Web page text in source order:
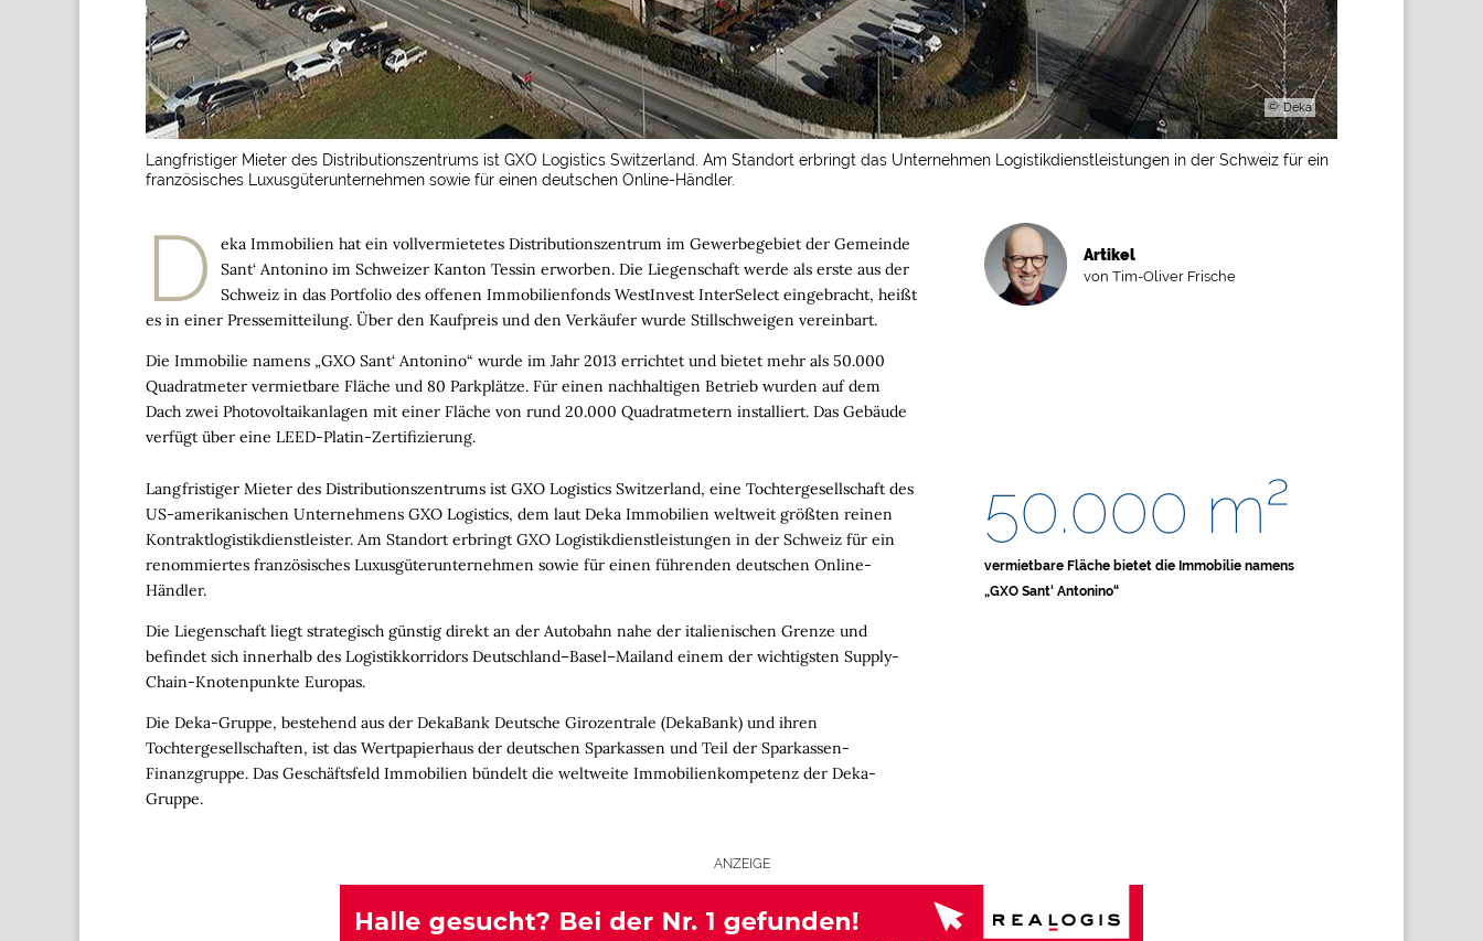
©: Deka
Langfristiger Mieter des Distributionszentrums ist GXO Logistics Switzerland. Am Standort erbringt das Unternehmen Logistikdienstleistungen in der Schweiz für ein
französisches Luxusgüterunternehmen sowie für einen deutschen Online-Händler.
D
eka Immobilien hat ein vollvermietetes Distributionszentrum im Gewerbegebiet der Gemeinde
Sant‘ Antonino im Schweizer Kanton Tessin erworben. Die Liegenschaft werde als erste aus der
Schweiz in das Portfolio des offenen Immobilienfonds WestInvest InterSelect eingebracht, heißt
es in einer Pressemitteilung. Über den Kaufpreis und den Verkäufer wurde Stillschweigen vereinbart.
Die Immobilie namens „GXO Sant‘ Antonino“ wurde im Jahr 2013 errichtet und bietet mehr als 50.000
Quadratmeter vermietbare Fläche und 80 Parkplätze. Für einen nachhaltigen Betrieb wurden auf dem
Dach zwei Photovoltaikanlagen mit einer Fläche von rund 20.000 Quadratmetern installiert. Das Gebäude
verfügt über eine LEED-Platin-Zertifizierung.
Artikel
von Tim-Oliver Frische
Langfristiger Mieter des Distributionszentrums ist GXO Logistics Switzerland, eine Tochtergesellschaft des
US-amerikanischen Unternehmens GXO Logistics, dem laut Deka Immobilien weltweit größten reinen
Kontraktlogistikdienstleister. Am Standort erbringt GXO Logistikdienstleistungen in der Schweiz für ein
renommiertes französisches Luxusgüterunternehmen sowie für einen führenden deutschen Online-
Händler.
Die Liegenschaft liegt strategisch günstig direkt an der Autobahn nahe der italienischen Grenze und
befindet sich innerhalb des Logistikkorridors Deutschland–Basel–Mailand einem der wichtigsten Supply-
Chain-Knotenpunkte Europas.
Die Deka-Gruppe, bestehend aus der DekaBank Deutsche Girozentrale (DekaBank) und ihren
Tochtergesellschaften, ist das Wertpapierhaus der deutschen Sparkassen und Teil der Sparkassen-
Finanzgruppe. Das Geschäftsfeld Immobilien bündelt die weltweite Immobilienkompetenz der Deka-
Gruppe.
50.000 m²
vermietbare Fläche bietet die Immobilie namens
„GXO Sant‘ Antonino“
ANZEIGE